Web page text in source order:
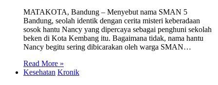
MATAKOTA, Bandung – Menyebut nama SMAN 5
Bandung, seolah identik dengan cerita misteri keberadaan
sosok hantu Nancy yang dipercaya sebagai penghuni sekolah
beken di Kota Kembang itu. Bagaimana tidak, nama hantu
Nancy begitu sering dibicarakan oleh warga SMAN…
Read More »
Kesehatan Kronik